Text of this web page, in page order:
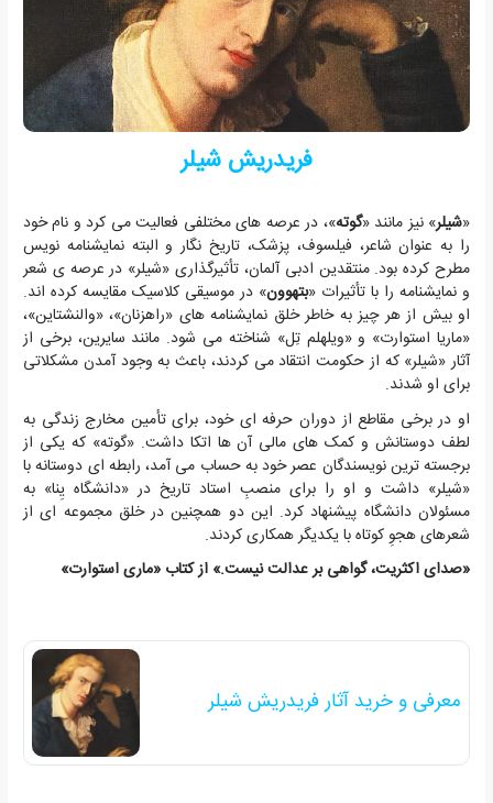
فریدریش شیلر
«شیلر» نیز مانند «گوته»، در عرصه های مختلفی فعالیت می کرد و نام خود
را به عنوان شاعر، فیلسوف، پزشک، تاریخ نگار و البته نمایشنامه نویس
مطرح کرده بود. منتقدین ادبی آلمان، تأثیرگذاری «شیلر» در عرصه ی شعر
و نمایشنامه را با تأثیرات «بتهوون» در موسیقی کلاسیک مقایسه کرده اند.
او بیش از هر چیز به خاطر خلق نمایشنامه های «راهزنان»، «والنشتاین»،
«ماریا استوارت» و «ویلهلم تِل» شناخته می شود. مانند سایرین، برخی از
آثار «شیلر» که از حکومت انتقاد می کردند، باعث به وجود آمدن مشکلاتی
برای او شدند.
او در برخی مقاطع از دوران حرفه ای خود، برای تأمین مخارج زندگی به
لطف دوستانش و کمک های مالی آن ها اتکا داشت. «گوته» که یکی از
برجسته ترین نویسندگان عصر خود به حساب می آمد، رابطه ای دوستانه با
«شیلر» داشت و او را برای منصبِ استاد تاریخ در «دانشگاه یِنا» به
مسئولان دانشگاه پیشنهاد کرد. این دو همچنین در خلق مجموعه ای از
شعرهای هجوِ کوتاه با یکدیگر همکاری کردند.
«صدای اکثریت، گواهی بر عدالت نیست.» از کتاب «ماری استوارت»
معرفی و خرید آثار فریدریش شیلر